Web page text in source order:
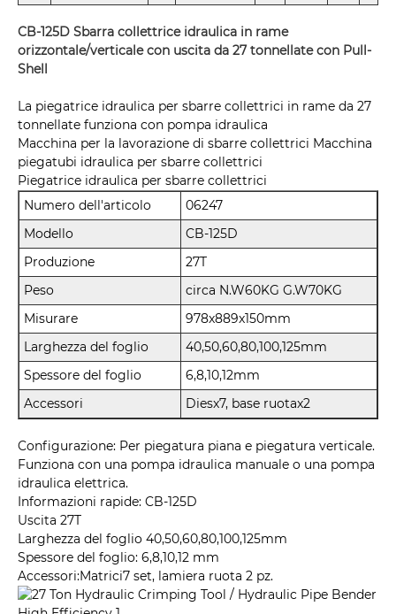
CB-125D Sbarra collettrice idraulica in rame
orizzontale/verticale con uscita da 27 tonnellate con Pull-
Shell
La piegatrice idraulica per sbarre collettrici in rame da 27
tonnellate funziona con pompa idraulica
Macchina per la lavorazione di sbarre collettrici Macchina
piegatubi idraulica per sbarre collettrici
Piegatrice idraulica per sbarre collettrici
Numero dell'articolo
06247
Modello
CB-125D
Produzione
27T
Peso
circa N.W60KG G.W70KG
Misurare
978x889x150mm
Larghezza del foglio
40,50,60,80,100,125mm
Spessore del foglio
6,8,10,12mm
Accessori
Diesx7, base ruotax2
Configurazione: Per piegatura piana e piegatura verticale.
Funziona con una pompa idraulica manuale o una pompa
idraulica elettrica.
Informazioni rapide: CB-125D
Uscita 27T
Larghezza del foglio 40,50,60,80,100,125mm
Spessore del foglio: 6,8,10,12 mm
Accessori:Matrici7 set, lamiera ruota 2 pz.